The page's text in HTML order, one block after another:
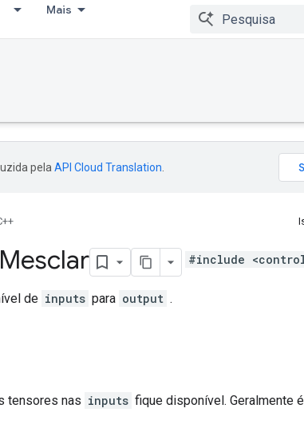
Mais
pela API Cloud Translation
Mesclar #include
de inputs para output .
tensores nas inputs fique disponível. Geralmente